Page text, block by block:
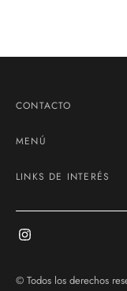
CONTACTO
MENÚ
LINKS DE INTERÉS
© Todos los derechos